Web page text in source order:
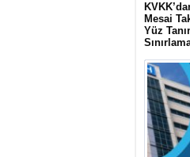
Mesai
Yüz
Kişisel
yüz
ilişkin